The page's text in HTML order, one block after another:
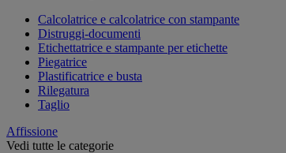
Calcolatrice e calcolatrice con stampante
Distruggi-documenti
Etichettatrice e stampante per etichette
Piegatrice
Plastificatrice e busta
Rilegatura
Taglio
Affissione
Vedi tutte le categorie